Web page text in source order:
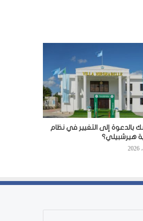
بالدعوة إلى التغيير في نظام
هيرشبيلي؟